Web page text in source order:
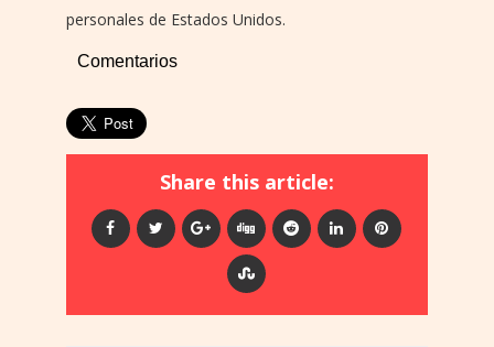
personales de Estados Unidos.
Comentarios
Share this article: